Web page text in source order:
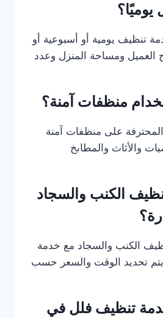
يوميًا؟
تنظيف يومية أو أسبوعية أو
ومساحة المنزل وعدد
على منظفات آمنة
والأثاث والمطابخ
الكنب والسجاد
الكنب والسجاد مع خدمة
تحديد الوقت والسعر حسب
تنظيف فلل في